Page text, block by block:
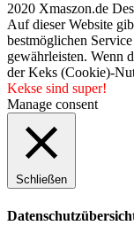
2020 Xmaszon.de
Auf dieser Website
bestmöglichen
gewährleisten. Wenn
der Keks (Cookie)-
Kekse sind super!
Manage consent
Schließen